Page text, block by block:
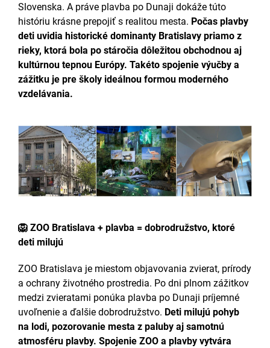
Slovenska. A práve plavba po Dunaji dokáže túto
históriu krásne prepojiť s realitou mesta. Počas plavby
deti uvidia historické dominanty Bratislavy priamo z
rieky, ktorá bola po stáročia dôležitou obchodnou aj
kultúrnou tepnou Európy. Takéto spojenie výučby a
zážitku je pre školy ideálnou formou moderného
vzdelávania.
🦁 ZOO Bratislava + plavba = dobrodružstvo, ktoré
deti milujú
ZOO Bratislava je miestom objavovania zvierat, prírody
a ochrany životného prostredia. Po dni plnom zážitkov
medzi zvieratami ponúka plavba po Dunaji príjemné
uvoľnenie a ďalšie dobrodružstvo. Deti milujú pohyb
na lodi, pozorovanie mesta z paluby aj samotnú
atmosféru plavby. Spojenie ZOO a plavby vytvára